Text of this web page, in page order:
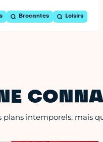
Brocantes Loisirs
plans intemporels, mais